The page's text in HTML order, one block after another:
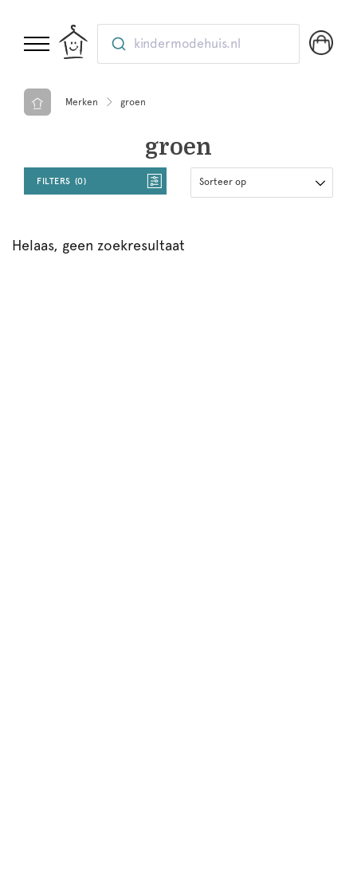
kindermodehuis.nl
Merken groen
groen
FILTERS 0 Sorteer op
Helaas, geen zoekresultaat